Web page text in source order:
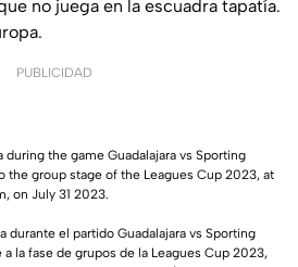
no juega en la escuadra tapatía.
PUBLICIDAD
during the game Guadalajara vs Sporting
the group stage of the Leagues Cup 2023, at
on July 31 2023.
durante el partido Guadalajara vs Sporting
la fase de grupos de la Leagues Cup 2023,